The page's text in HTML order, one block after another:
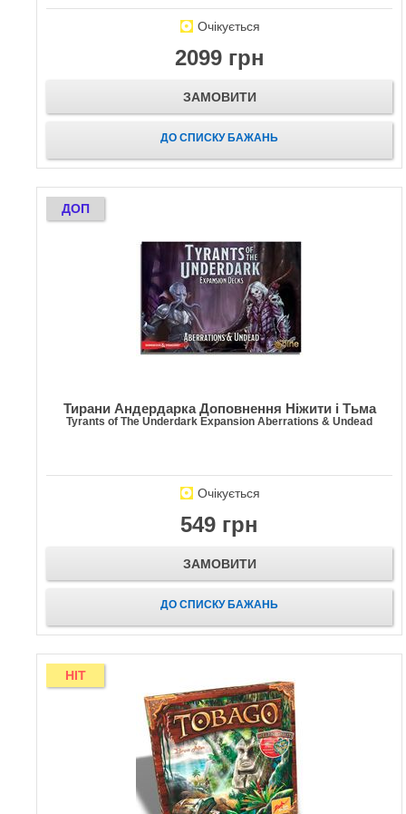
Очікується
2099 грн
ЗАМОВИТИ
ДО СПИСКУ БАЖАНЬ
ДОП
Тирани Андердарка Доповнення Ніжити і Тьма
Tyrants of The Underdark Expansion Aberrations & Undead
Очікується
549 грн
ЗАМОВИТИ
ДО СПИСКУ БАЖАНЬ
HIT